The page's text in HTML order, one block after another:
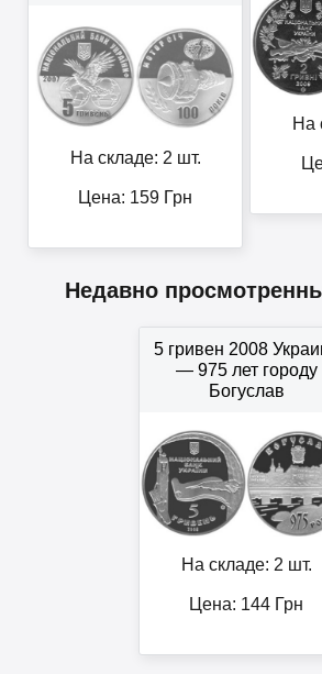
На складе: 2 шт.
Цена: 159 Грн
На
Недавно
5 гривен 2008
— 975 лет городу
Богуслав
На складе: 2 шт.
Цена: 144 Грн